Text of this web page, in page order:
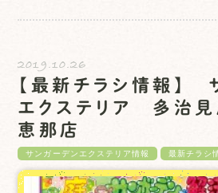
2019.10.26
【最新チラシ情報】
エクステリア 多治見
恵那店
サンガーデンエクステリア情報 最新チラシ